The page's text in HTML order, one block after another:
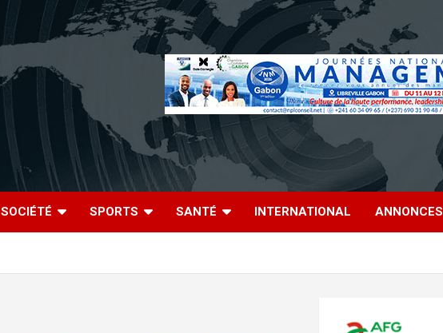
SOCIÉTÉ SPORTS SANTÉ INTERNATIONAL ANNONCES